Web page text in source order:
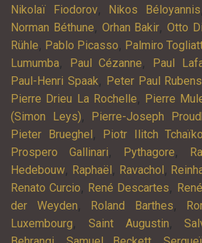
Nikolaï Fiodorov, Nikos Béloyannis
Norman Béthune, Orhan Bakir, Otto
Rühle, Pablo Picasso, Palmiro
Lumumba, Paul Cézanne, Paul
Paul-Henri Spaak, Peter Paul Rubens
Pierre Drieu La Rochelle, Pierre
(Simon Leys), Pierre-Joseph
Pieter Brueghel , Piotr Ilitch
Prospero Gallinari, Pythagore,
Hedebouw, Raphaël , Ravachol ,
Renato Curcio, René Descartes,
der Weyden, Roland Barthes,
Luxembourg, Saint Augustin,